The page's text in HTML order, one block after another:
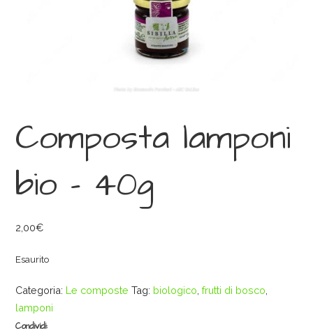
Composta lamponi
bio – 40g
2,00€
Esaurito
Categoria: Le composte Tag: biologico ,frutti di bosco
lamponi
Condividi: